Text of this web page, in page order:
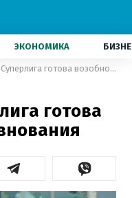
ЭКОНОМИКА
Украинская Суперлига готова возобновить соревнования
готова